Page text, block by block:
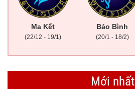
Ma Kết
(22/12 - 19/1)
Bảo Bình
(20/1 - 18/2)
Mới nhất